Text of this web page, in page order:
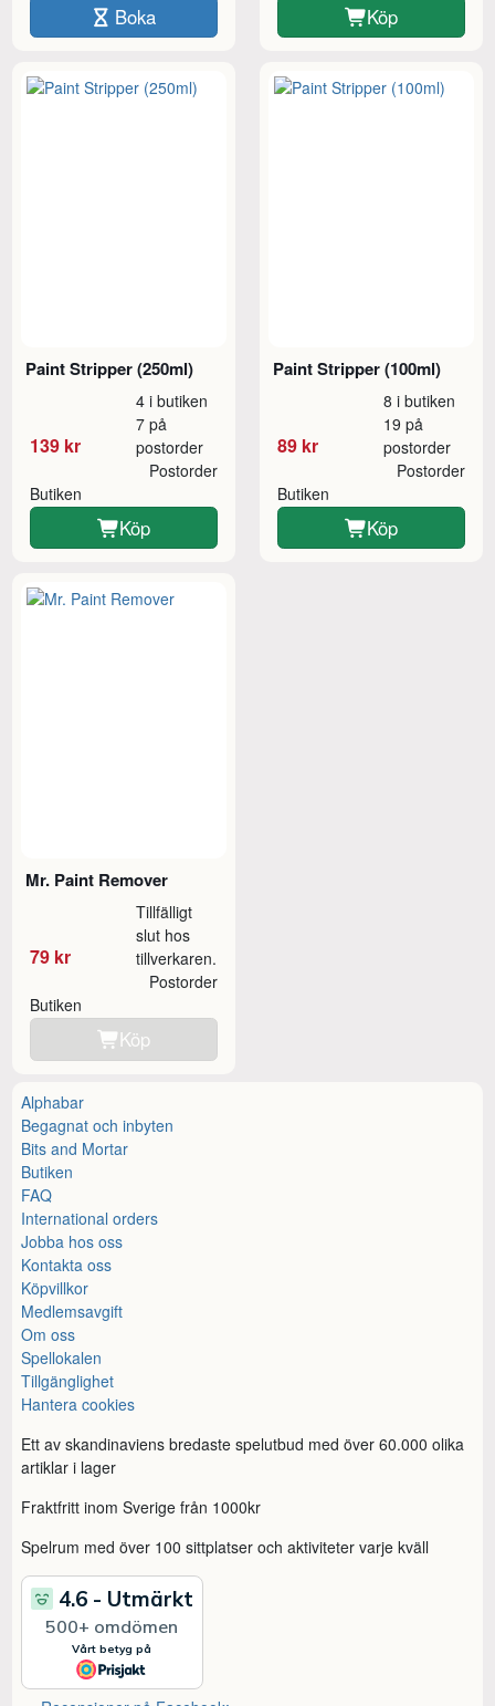
Boka Köp
Paint Stripper (250ml)
139 kr
4 i butiken
7 på
postorder
Butiken
Postorder
Köp
Paint Stripper (100ml)
89 kr
8 i butiken
19 på
postorder
Butiken
Postorder
Köp
Mr. Paint Remover
79 kr
Tillfälligt
slut hos
tillverkaren.
Butiken
Postorder
Köp
Alphabar
Begagnat och inbyten
Bits and Mortar
Butiken
FAQ
International orders
Jobba hos oss
Kontakta oss
Köpvillkor
Medlemsavgift
Om oss
Spellokalen
Tillgänglighet
Hantera cookies
Ett av skandinaviens bredaste spelutbud med över 60.000 olika
artiklar i lager
Fraktfritt inom Sverige från 1000kr
Spelrum med över 100 sittplatser och aktiviteter varje kväll